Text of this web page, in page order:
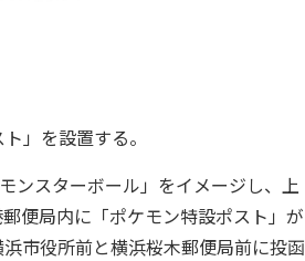
」を設置する。
ンスターボール」をイメージし、上
便局内に「ポケモン特設ポスト」が
市役所前と横浜桜木郵便局前に投函